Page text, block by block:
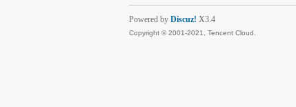
Powered by Discuz! X3.4
Copyright © 2001-2021, Tencent Cloud.